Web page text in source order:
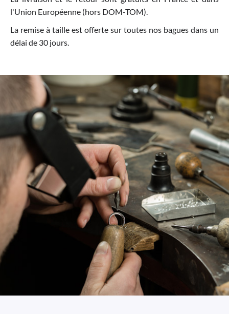
l'Union Européenne (hors DOM-TOM).
La remise à taille est offerte sur toutes nos bagues dans un
délai de 30 jours.